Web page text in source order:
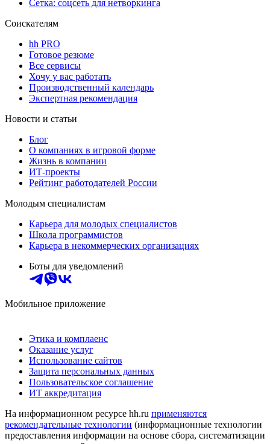
Сетка: соцсеть для нетворкинга
Соискателям
hh PRO
Готовое резюме
Все сервисы
Хочу у вас работать
Производственный календарь
Экспертная рекомендация
Новости и статьи
Блог
О компаниях в игровой форме
Жизнь в компании
ИТ-проекты
Рейтинг работодателей России
Молодым специалистам
Карьера для молодых специалистов
Школа программистов
Карьера в некоммерческих организациях
Боты для уведомлений
Мобильное приложение
Этика и комплаенс
Оказание услуг
Использование сайтов
Защита персональных данных
Пользовательское соглашение
ИТ аккредитация
На информационном ресурсе hh.ru применяются
рекомендательные технологии (информационные технологии
предоставления информации на основе сбора, систематизации